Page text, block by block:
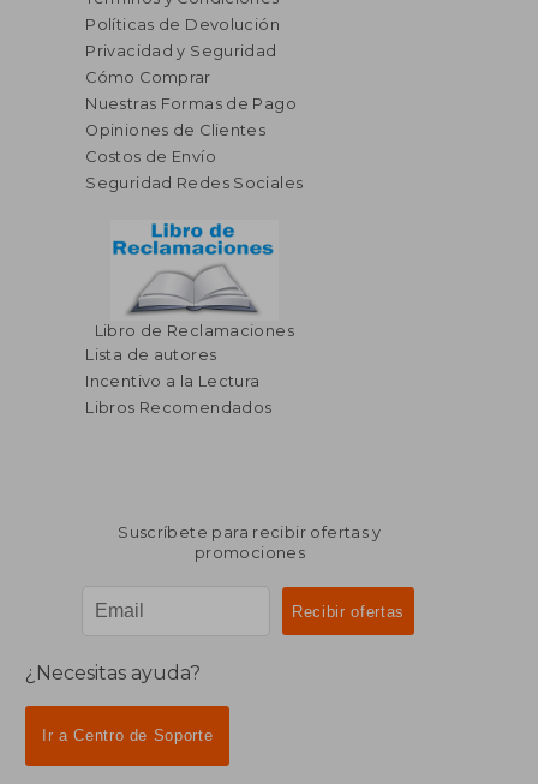
Políticas de Devolución
Privacidad y Seguridad
Cómo Comprar
Nuestras Formas de Pago
Opiniones de Clientes
Costos de Envío
Seguridad Redes Sociales
Libro de Reclamaciones
Lista de autores
Incentivo a la Lectura
Libros Recomendados
Suscríbete para recibir ofertas y
promociones
¿Necesitas ayuda?
Ir a Centro de Soporte